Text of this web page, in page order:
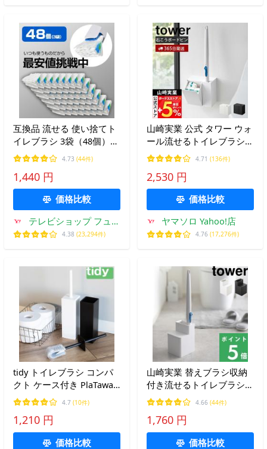
互換品 流せる 使い捨てト
イレブラシ 3袋（48個）ト
イレ掃除 便器クリーナー
替えブラシ 付替 トイレ洗
剤 まとめ買い セット ポイ
ント消化
4.73 (44件)
1,440 円
価格比較
テレビショップ フュー
ジョン
4.38 (23,294件)
山崎実業 公式 タワー ウォ
ール流せるトイレブラシ＆
替えブラシホルダー 石こ
うボード壁対応 tower ト
イレ 浮かせる サニタリー
1840 1841
4.71 (136件)
2,530 円
価格比較
ヤマソロ Yahoo!店
4.76 (17,276件)
tidy トイレブラシ コンパ
クト ケース付き PlaTawa
for toilet compact （ ティ
ディ プラタワ フォートイ
レ シリコン 衛生的 ）
4.7 (10件)
1,210 円
価格比較
山崎実業 替えブラシ収納
付き流せるトイレブラシス
タンド タワー tower 公式
トイレ収納 掃除道具 おし
ゃれ 5722 5723 白 黒
YAMAZAKI
4.66 (44件)
1,760 円
価格比較